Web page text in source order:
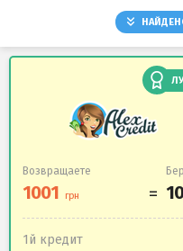
Возвращаете
1й кредит